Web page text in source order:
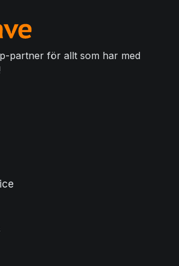
partner för allt som har med